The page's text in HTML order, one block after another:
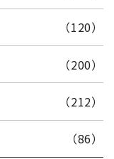
（120）
（200）
（212）
（86）